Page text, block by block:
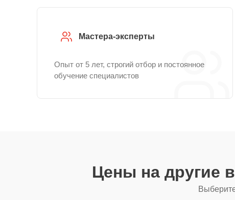
Мастера-эксперты
Опыт от 5 лет, строгий отбор и постоянное
обучение специалистов
Цены на другие